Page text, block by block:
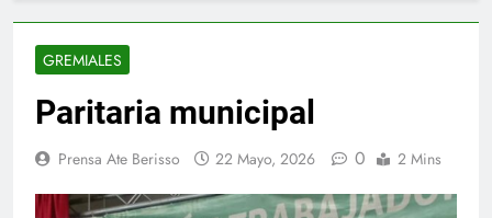
GREMIALES
Paritaria municipal
Prensa Ate Berisso 22 Mayo, 2026 0 2 Mins